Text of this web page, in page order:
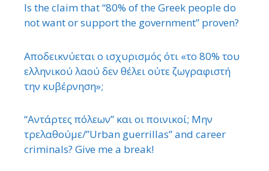
Is the claim that “80% of the Greek people do
not want or support the government” proven?
Αποδεικνύεται ο ισχυρισμός ότι «το 80% του
ελληνικού λαού δεν θέλει ούτε ζωγραφιστή
την κυβέρνηση»;
“Αντάρτες πόλεων” και οι ποινικοί; Μην
τρελαθούμε/”Urban guerrillas” and career
criminals? Give me a break!